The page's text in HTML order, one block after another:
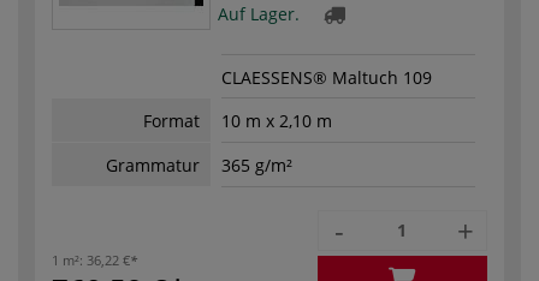
Auf Lager.
CLAESSENS® Maltuch 109
Format
10 m x 2,10 m
Grammatur
365 g/m²
1 m²: 36,22 €
- +